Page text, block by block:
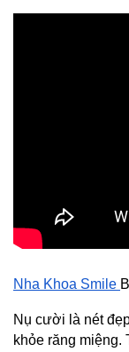
Nha Khoa Smile
Nụ cười là nét
khỏe răng miệng.